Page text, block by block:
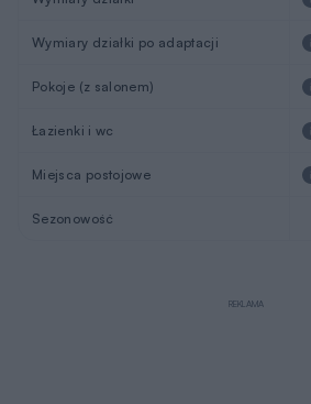
Wymiary działki po adaptacji
Pokoje (z salonem)
Łazienki i wc
Miejsca postojowe
Sezonowość
REKLAMA